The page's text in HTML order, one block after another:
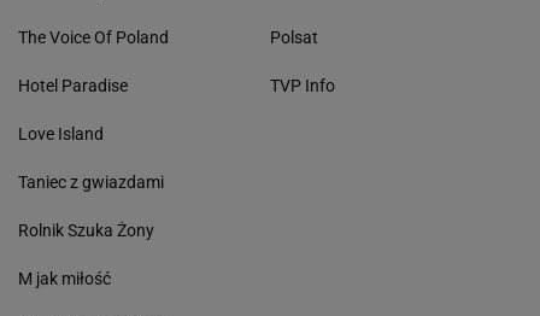
The Voice Of Poland
Hotel Paradise
Love Island
Taniec z gwiazdami
Rolnik Szuka Żony
M jak miłość
Polsat
TVP Info